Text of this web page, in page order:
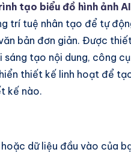
tạo biểu đồ hình ảnh AI
trí tuệ nhân tạo để tự
bản đơn giản. Được
sáng tạo nội dung, công
thiết kế linh hoạt để
kế nào.
dữ liệu đầu vào của